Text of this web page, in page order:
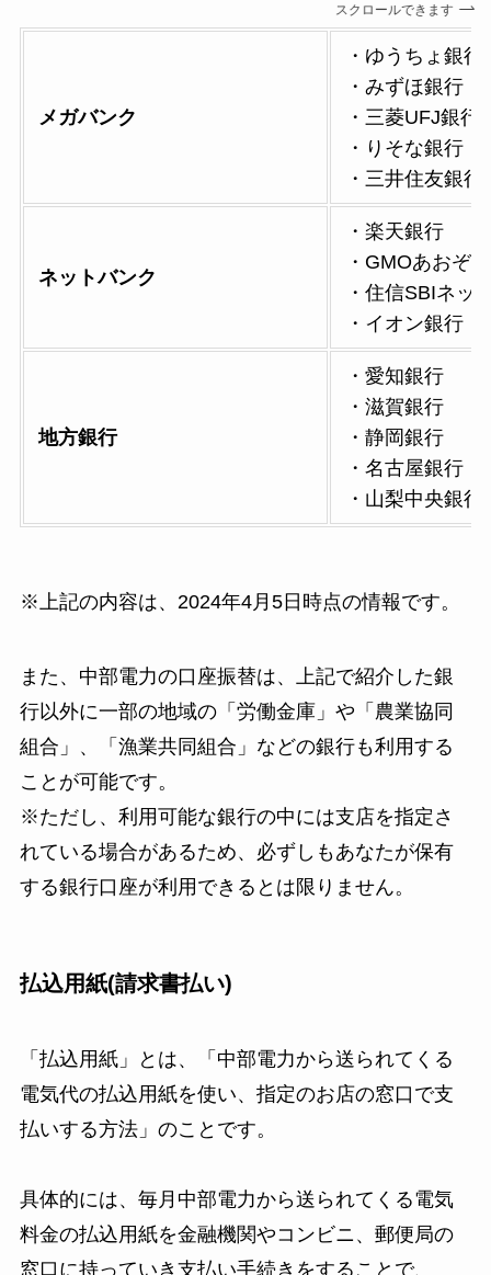
スクロールできます
メガバンク
・ゆうちょ銀行
・みずほ銀行
・三菱UFJ銀行
・りそな銀行
・三井住友銀
ネットバンク
・楽天銀行
・GMOあおぞ
・住信SBIネッ
・イオン銀行
地方銀行
・愛知銀行
・滋賀銀行
・静岡銀行
・名古屋銀行
・山梨中央銀
※上記の内容は、2024年4月5日時点の情報です。
また、中部電力の口座振替は、上記で紹介した銀
行以外に一部の地域の「労働金庫」や「農業協同
組合」、「漁業共同組合」などの銀行も利用する
ことが可能です。
※ただし、利用可能な銀行の中には支店を指定さ
れている場合があるため、必ずしもあなたが保有
する銀行口座が利用できるとは限りません。
払込用紙(請求書払い)
「払込用紙」とは、「中部電力から送られてくる
電気代の払込用紙を使い、指定のお店の窓口で支
払いする方法」のことです。
具体的には、毎月中部電力から送られてくる電気
料金の払込用紙を金融機関やコンビニ、郵便局の
窓口に持っていき支払い手続きをすることで、